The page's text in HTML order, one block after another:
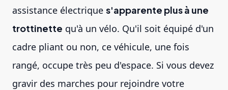
assistance électrique s'apparente plus à une
trottinette qu'à un vélo. Qu'il soit équipé d'un
cadre pliant ou non, ce véhicule, une fois
rangé, occupe très peu d'espace. Si vous devez
gravir des marches pour rejoindre votre